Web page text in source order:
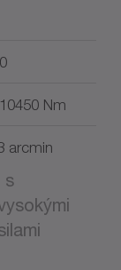
Nm
arcmin
s